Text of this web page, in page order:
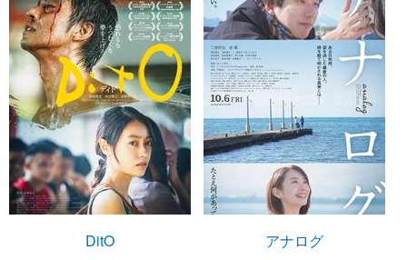
DitO アナログ